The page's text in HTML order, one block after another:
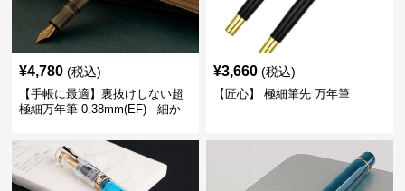
¥4,780 (税込)
【手帳に最適】裏抜けしない超
極細万年筆 0.38mm(EF) - 細か
¥3,660 (税込)
【匠心】 極細筆先 万年筆